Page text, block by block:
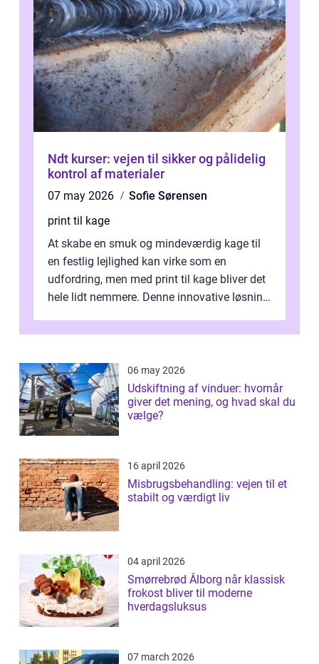
Ndt kurser: vejen til sikker og pålidelig
kontrol af materialer
07 may 2026
Sofie Sørensen
print til kage
At skabe en smuk og mindeværdig kage til
en festlig lejlighed kan virke som en
udfordring, men med print til kage bliver det
hele lidt nemmere. Denne innovative løsning
06 may 2026
Udskiftning af vinduer: hvornår
giver det mening, og hvad skal du
vælge?
16 april 2026
Misbrugsbehandling: vejen til et
stabilt og værdigt liv
04 april 2026
Smørrebrød Ålborg når klassisk
frokost bliver til moderne
hverdagsluksus
07 march 2026